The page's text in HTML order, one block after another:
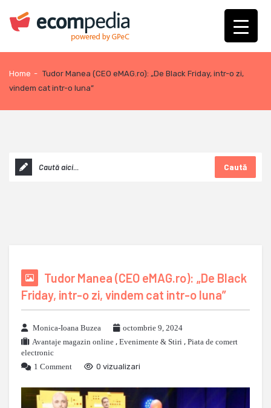
Home - Tudor Manea (CEO eMAG.ro): „De Black Friday, intr-o zi,
vindem cat intr-o luna”
Caută
Tudor Manea (CEO eMAG.ro): „De Black
Friday, intr-o zi, vindem cat intr-o luna”
Monica-Ioana Buzea
octombrie 9, 2024
Avantaje magazin online , Evenimente & Stiri , Piata de comert
electronic
1 Comment
0 vizualizari